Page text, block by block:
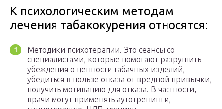
К психологическим методам
лечения табакокурения относятся:
Методики психотерапии. Это сеансы со
специалистами, которые помогают разрушить
убеждения о ценности табачных изделий,
убедиться в пользе отказа от вредной привычки,
получить мотивацию для отказа. В частности,
врачи могут применять аутотренинги,